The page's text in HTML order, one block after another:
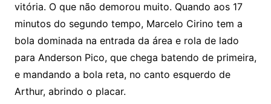
vitória. O que não demorou muito. Quando aos 17
minutos do segundo tempo, Marcelo Cirino tem a
bola dominada na entrada da área e rola de lado
para Anderson Pico, que chega batendo de primeira,
e mandando a bola reta, no canto esquerdo de
Arthur, abrindo o placar.